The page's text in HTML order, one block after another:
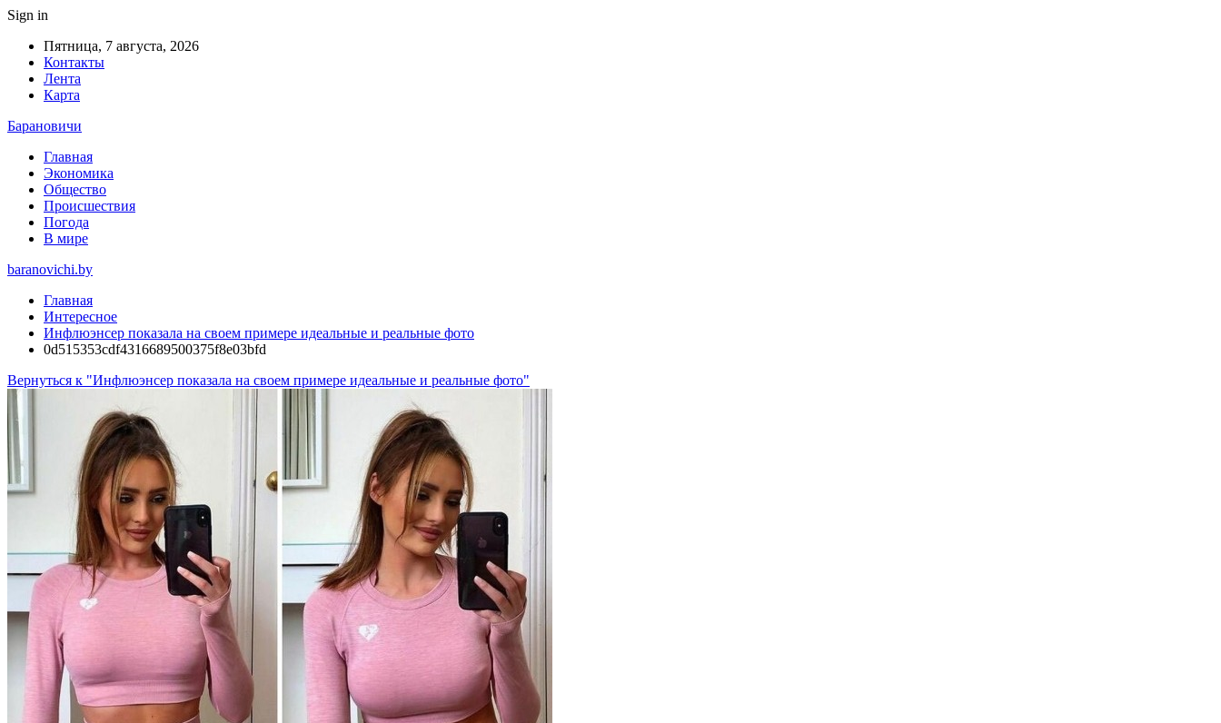
Sign in
Пятница, 7 августа, 2026
Контакты
Лента
Карта
Барановичи
Главная
Экономика
Общество
Происшествия
Погода
В мире
baranovichi.by
Главная
Интересное
Инфлюэнсер показала на своем примере идеальные и реальные фото
0d515353cdf4316689500375f8e03bfd
Вернуться к "Инфлюэнсер показала на своем примере идеальные и реальные фото"